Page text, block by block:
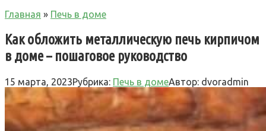
Главная » Печь в доме
Как обложить металлическую печь кирпичом
в доме – пошаговое руководство
15 марта, 2023Рубрика: Печь в домеАвтор: dvoradmin